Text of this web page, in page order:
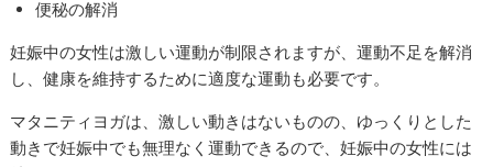
便秘の解消
妊娠中の女性は激しい運動が制限されますが、運動不足を解消
し、健康を維持するために適度な運動も必要です。
マタニティヨガは、激しい動きはないものの、ゆっくりとした
動きで妊娠中でも無理なく運動できるので、妊娠中の女性には